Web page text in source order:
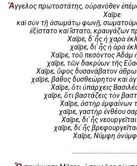
Ἄγγελος πρωτοστάτης, οὐρανόθεν
Χαῖρε·
καὶ σὺν τῇ ἀσωμάτῳ φωνῇ,
ἐξίστατο καὶ ἵστατο, κραυγάζων
Χαῖρε, δ' ἧς ἡ χαρὰ
χαῖρε, δι' ἧς ἡ ἀρὰ
Χαῖρε, τοῦ πεσόντος Ἀδάμ
χαῖρε, τῶν δακρύων τῆς
Χαῖρε, ὕψος δυσανάβατον
χαῖρε, βάθος δυσθεώρητον καὶ
Χαῖρε, ὅτι ὑπάρχεις
χαῖρε, ὅτι βαστάζεις τὸν
Χαῖρε, ἀστὴρ ἐμφαίνων
χαῖρε, γαστὴρ ἐνθέου
Χαῖρε, δι' ἧς
χαῖρε, δι' ἧς
Χαῖρε, Νύμφη